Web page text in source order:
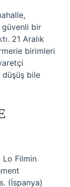
güvenli bir
21 Aralık
birimleri
düşüş bile
Lo Filmin
(İspanya)